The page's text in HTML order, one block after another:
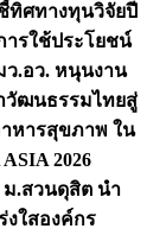
ชี้ทิศทางทุนวิจัยปี
ารใช้ประโยชน์
ว.อว. หนุนงาน
วัฒนธรรมไทยสู่
หารสุขภาพ ใน
2026
.สวนดุสิต นำ
งใสองค์กร